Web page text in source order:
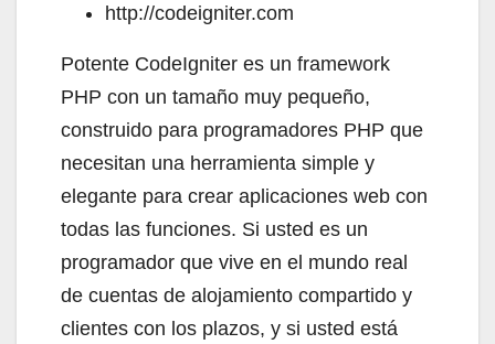
http://codeigniter.com
Potente CodeIgniter es un framework
PHP con un tamaño muy pequeño,
construido para programadores PHP que
necesitan una herramienta simple y
elegante para crear aplicaciones web con
todas las funciones. Si usted es un
programador que vive en el mundo real
de cuentas de alojamiento compartido y
clientes con los plazos, y si usted está